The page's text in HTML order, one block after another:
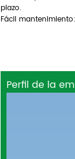
plazo.
Fácil
Perfil de la